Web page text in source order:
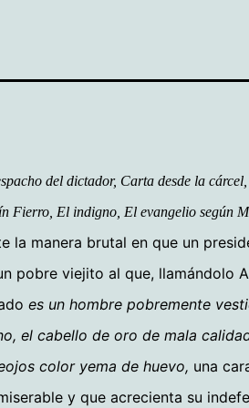
del dictador, Carta desde la
Fierro, El indigno, El evangelio según
la manera brutal en que un
pobre viejito al que, llamándolo
es un hombre pobremente
el cabello de oro de mala
color yema de huevo, una
y que acrecienta su